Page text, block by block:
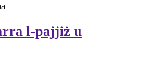
l-pajjiż u